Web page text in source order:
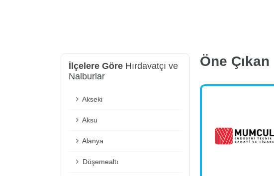
İlçelere Göre Hırdavatçı ve
Nalburlar
Akseki
Aksu
Alanya
Döşemealtı
Öne Çıkan